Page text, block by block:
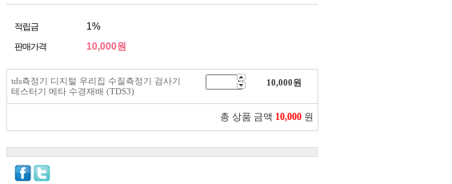
적립금 1%
판매가격 10,000원
tds측정기 디지털 우리집 수질측정기 검사기
테스터기 메타 수경재배 (TDS3)
10,000원
총 상품 금액 10,000 원